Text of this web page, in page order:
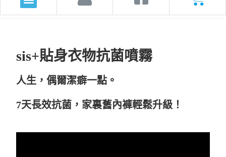
sis+貼身衣物抗菌噴霧
人生，偶爾潔癖一點。
7天長效抗菌，家裏舊內褲輕鬆升級！